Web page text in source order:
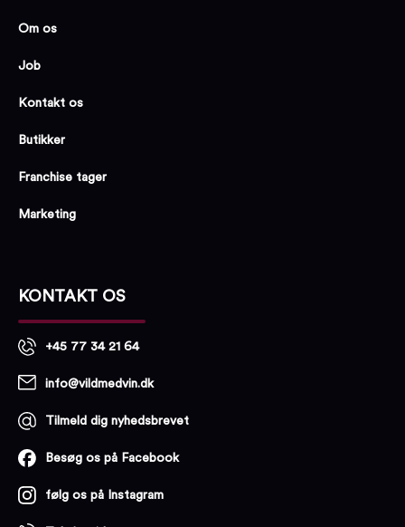
Om os
Job
Kontakt os
Butikker
Franchise tager
Marketing
KONTAKT OS
+45 77 34 21 64
info@vildmedvin.dk
Tilmeld dig nyhedsbrevet
Besøg os på Facebook
følg os på Instagram